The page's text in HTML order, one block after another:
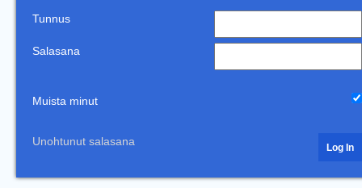
Tunnus
Salasana
Muista minut
Unohtunut salasana